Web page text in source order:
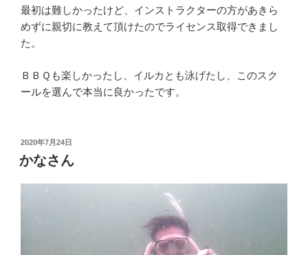
最初は難しかったけど、インストラクターの方があきら
めずに親切に教えて頂けたのでライセンス取得できまし
た。
ＢＢＱも楽しかったし、イルカとも泳げたし、このスク
ールを選んで本当に良かったです。
投
稿
日:
2020年7月24日
かなさん